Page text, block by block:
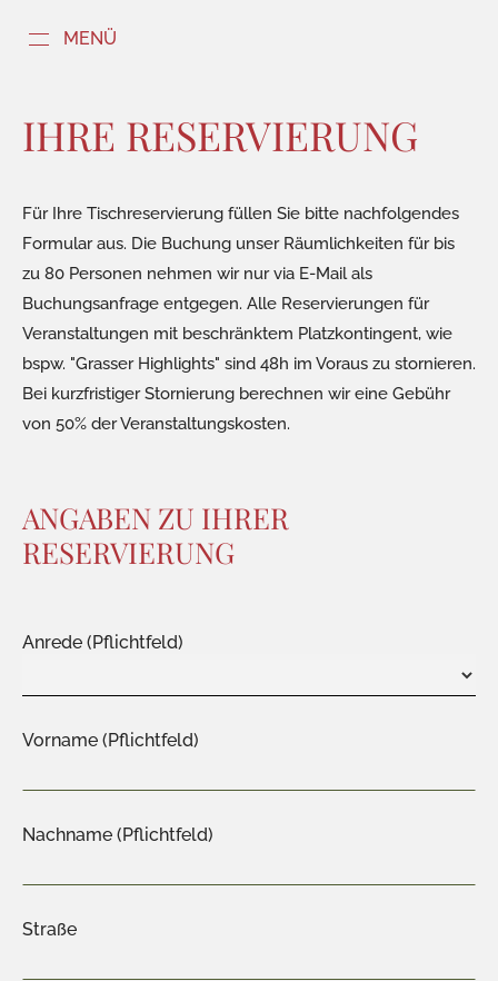
MENÜ
IHRE RESERVIERUNG
Für Ihre Tischreservierung füllen Sie bitte nachfolgendes
Formular aus. Die Buchung unser Räumlichkeiten für bis
zu 80 Personen nehmen wir nur via E-Mail als
Buchungsanfrage entgegen. Alle Reservierungen für
Veranstaltungen mit beschränktem Platzkontingent, wie
bspw. "Grasser Highlights" sind 48h im Voraus zu stornieren.
Bei kurzfristiger Stornierung berechnen wir eine Gebühr
von 50% der Veranstaltungskosten.
ANGABEN ZU IHRER
RESERVIERUNG
Anrede (Pflichtfeld)
Vorname (Pflichtfeld)
Nachname (Pflichtfeld)
Straße